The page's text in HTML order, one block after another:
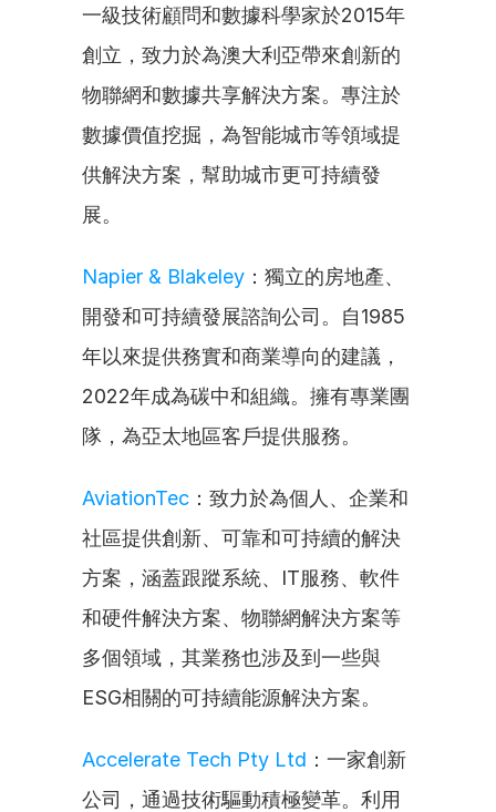
一級技術顧問和數據科學家於2015年
創立，致力於為澳大利亞帶來創新的
物聯網和數據共享解決方案。專注於
數據價值挖掘，為智能城市等領域提
供解決方案，幫助城市更可持續發
展。
Napier & Blakeley ：獨立的房地產、
開發和可持續發展諮詢公司。自1985
年以來提供務實和商業導向的建議，
2022年成為碳中和組織。擁有專業團
隊，為亞太地區客戶提供服務。
AviationTec ：致力於為個人、企業和
社區提供創新、可靠和可持續的解決
方案，涵蓋跟蹤系統、IT服務、軟件
和硬件解決方案、物聯網解決方案等
多個領域，其業務也涉及到一些與
ESG相關的可持續能源解決方案。
Accelerate Tech Pty Ltd ：一家創新
公司，通過技術驅動積極變革。利用